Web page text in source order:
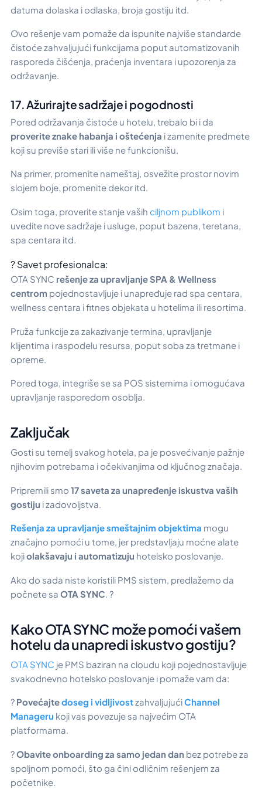
datuma dolaska i odlaska, broja gostiju itd.
Ovo rešenje vam pomaže da ispunite najviše standarde
čistoće zahvaljujući funkcijama poput automatizovanih
rasporeda čišćenja, praćenja inventara i upozorenja za
održavanje.
17. Ažurirajte sadržaje i pogodnosti
Pored održavanja čistoće u hotelu, trebalo bi i da
proverite znake habanja i oštećenja i zamenite predmete
koji su previše stari ili više ne funkcionišu.
Na primer, promenite nameštaj, osvežite prostor novim
slojem boje, promenite dekor itd.
Osim toga, proverite stanje vaših ciljnom publikom i
uvedite nove sadržaje i usluge, poput bazena, teretana,
spa centara itd.
? Savet profesionalca:
OTA SYNC rešenje za upravljanje SPA & Wellness
centrom pojednostavljuje i unapređuje rad spa centara,
wellness centara i fitnes objekata u hotelima ili resortima.
Pruža funkcije za zakazivanje termina, upravljanje
klijentima i raspodelu resursa, poput soba za tretmane i
opreme.
Pored toga, integriše se sa POS sistemima i omogućava
upravljanje rasporedom osoblja.
Zaključak
Gosti su temelj svakog hotela, pa je posvećivanje pažnje
njihovim potrebama i očekivanjima od ključnog značaja.
Pripremili smo 17 saveta za unapređenje iskustva vaših
gostiju i zadovoljstva.
Rešenja za upravljanje smeštajnim objektima mogu
značajno pomoći u tome, jer predstavljaju moćne alate
kojiolakšavaju i automatizuju hotelsko poslovanje.
Ako do sada niste koristili PMS sistem, predlažemo da
počnete sa OTA SYNC . ?
Kako OTA SYNC može pomoći vašem
hotelu da unapredi iskustvo gostiju?
OTA SYNC je PMS baziran na cloudu koji pojednostavljuje
svakodnevno hotelsko poslovanje i pomaže vam da:
? Povećajtedoseg i vidljivostzahvaljujućiChannel
Manageru koji vas povezuje sa najvećim OTA
platformama.
?Obavite onboarding za samo jedan dan bez potrebe za
spoljnom pomoći, što ga čini odličnim rešenjem za
početnike.